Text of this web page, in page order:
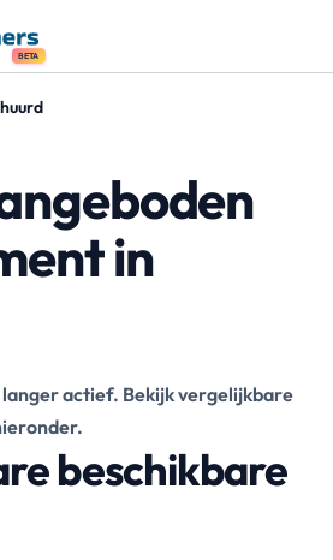
BETA
in
actief. Bekijk vergelijkbare
beschikbare